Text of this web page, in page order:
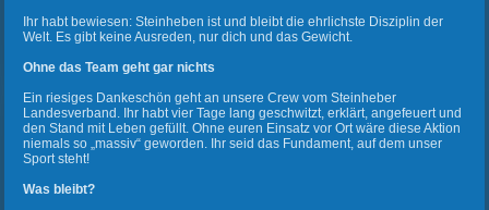
Ihr habt bewiesen: Steinheben ist und bleibt die ehrlichste Disziplin der
Welt. Es gibt keine Ausreden, nur dich und das Gewicht.
Ohne das Team geht gar nichts
Ein riesiges Dankeschön geht an unsere Crew vom Steinheber
Landesverband. Ihr habt vier Tage lang geschwitzt, erklärt, angefeuert und
den Stand mit Leben gefüllt. Ohne euren Einsatz vor Ort wäre diese Aktion
niemals so „massiv“ geworden. Ihr seid das Fundament, auf dem unser
Sport steht!
Was bleibt?